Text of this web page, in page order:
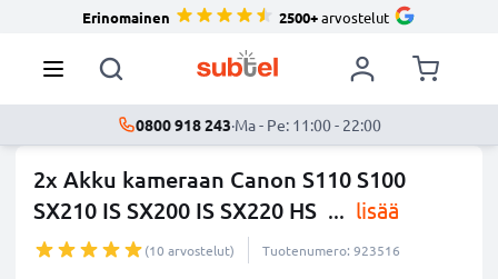
Erinomainen 2500+arvostelut
0800 918 243·Ma - Pe: 11:00 - 22:00
2x Akku kameraan Canon S110 S100
SX210 IS SX200 IS SX220 HS ... lisää
(10 arvostelut) Tuotenumero: 923516